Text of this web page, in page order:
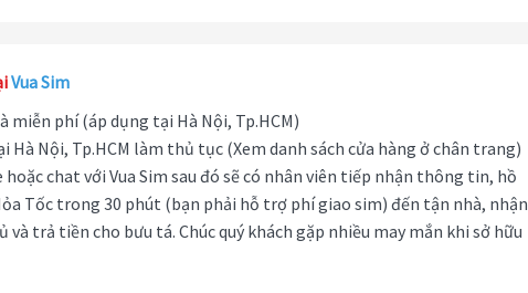
Vua Sim
miễn phí (áp dụng tại Hà Nội, Tp.HCM)
Hà Nội, Tp.HCM làm thủ tục (Xem danh sách cửa hàng ở chân trang)
chat với Vua Sim sau đó sẽ có nhân viên tiếp nhận thông tin, hồ
Tốc trong 30 phút (bạn phải hỗ trợ phí giao sim) đến tận nhà, nhận
trả tiền cho bưu tá. Chúc quý khách gặp nhiều may mắn khi sở hữu